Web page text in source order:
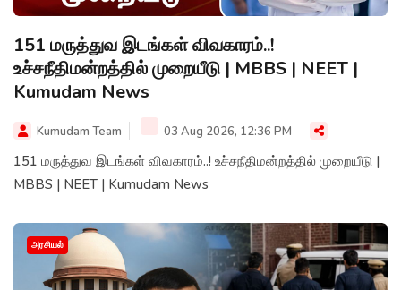
151 மருத்துவ இடங்கள் விவகாரம்..!
உச்சநீதிமன்றத்தில் முறையீடு | MBBS | NEET |
Kumudam News
Kumudam Team 03 Aug 2026, 12:36 PM
151 மருத்துவ இடங்கள் விவகாரம்..! உச்சநீதிமன்றத்தில் முறையீடு |
MBBS | NEET | Kumudam News
அரசியல்